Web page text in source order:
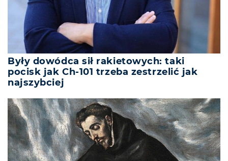
Były dowódca sił rakietowych: taki
pocisk jak Ch-101 trzeba zestrzelić jak
najszybciej